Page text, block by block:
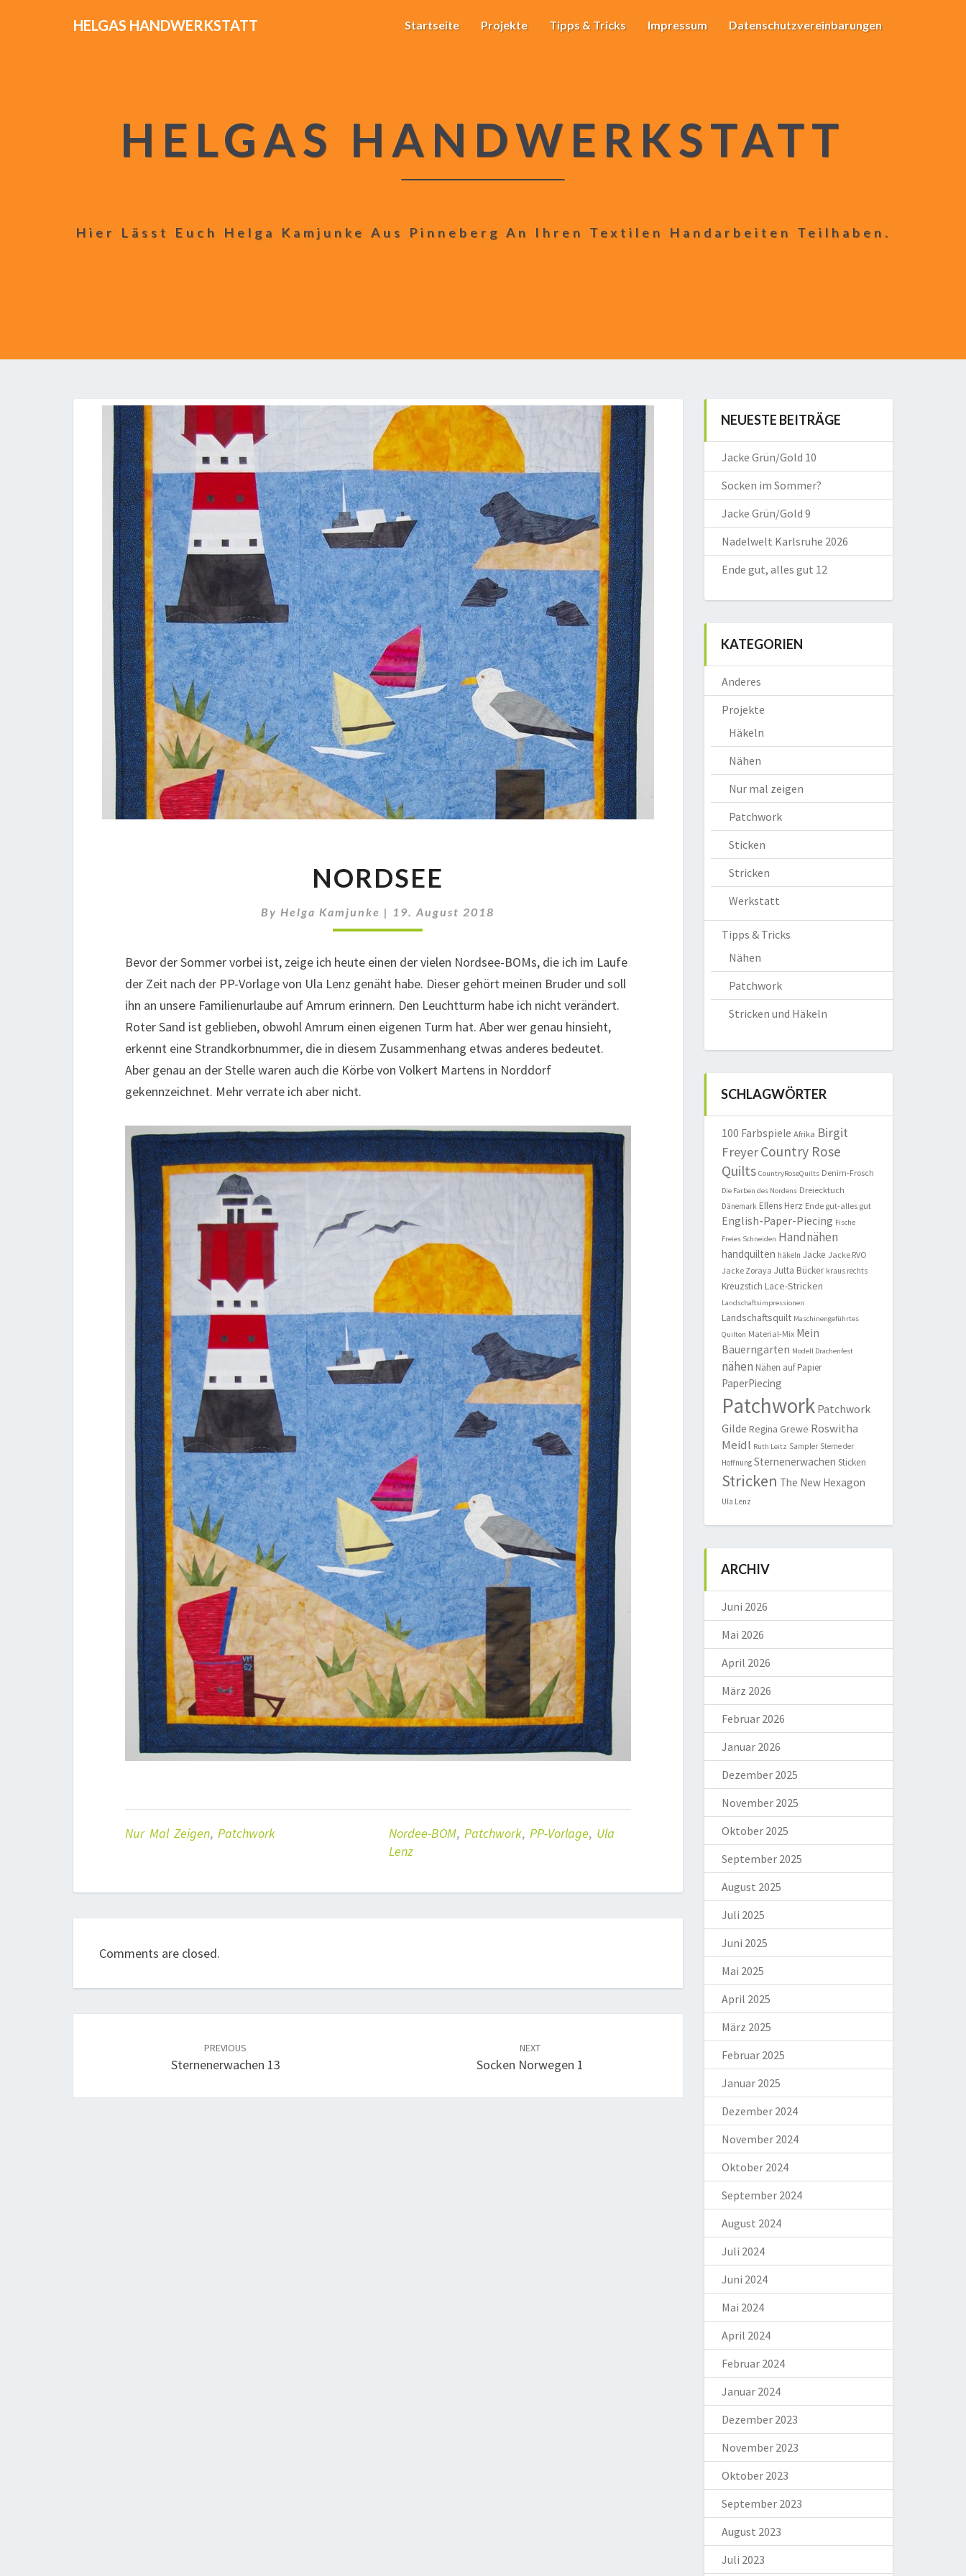
HELGAS HANDWERKSTATT Startseite Projekte Tipps & Tricks Impressum Datenschutzvereinbarungen
HELGAS HANDWERKSTATT
Hier Lässt Euch Helga Kamjunke Aus Pinneberg An Ihren Textilen Handarbeiten Teilhaben.
NORDSEE
ByHelga Kamjunke | 19. August 2018
Bevor der Sommer vorbei ist, zeige ich heute einen der vielen Nordsee-BOMs, die ich im Laufe
der Zeit nach der PP-Vorlage von Ula Lenz genäht habe. Dieser gehört meinen Bruder und soll
ihn an unsere Familienurlaube auf Amrum erinnern. Den Leuchtturm habe ich nicht verändert.
Roter Sand ist geblieben, obwohl Amrum einen eigenen Turm hat. Aber wer genau hinsieht,
erkennt eine Strandkorbnummer, die in diesem Zusammenhang etwas anderes bedeutet.
Aber genau an der Stelle waren auch die Körbe von Volkert Martens in Norddorf
gekennzeichnet. Mehr verrate ich aber nicht.
Nur Mal Zeigen, Patchwork Nordee-BOM, Patchwork, PP-Vorlage, Ula
Lenz
Comments are closed.
PREVIOUS
Sternenerwachen 13
NEXT
Socken Norwegen 1
NEUESTE BEITRÄGE
Jacke Grün/Gold 10
Socken im Sommer?
Jacke Grün/Gold 9
Nadelwelt Karlsruhe 2026
Ende gut, alles gut 12
KATEGORIEN
Anderes
Projekte
Häkeln
Nähen
Nur mal zeigen
Patchwork
Sticken
Stricken
Werkstatt
Tipps & Tricks
Nähen
Patchwork
Stricken und Häkeln
SCHLAGWÖRTER
100 Farbspiele Afrika Birgit
FreyerCountry Rose
Quilts CountryRoseQuilts Denim-Frosch
Die Farben des Nordens Dreiecktuch
Dänemark Ellens Herz Ende gut-alles gut
English-Paper-Piecing Fische
Freies Schneiden Handnähen
handquilten häkeln Jacke Jacke RVO
Jacke Zoraya Jutta Bücker kraus rechts
Kreuzstich Lace-Stricken
Landschaftsimpressionen
Landschaftsquilt Maschinengeführtes
Quilten Material-Mix Mein
Bauerngarten Modell Drachenfest
nähen Nähen auf Papier
PaperPiecing
Patchwork Patchwork
Gilde Regina Grewe Roswitha
Meidl Ruth Leitz Sampler Sterne der
Hoffnung Sternenerwachen Sticken
Stricken The New Hexagon
Ula Lenz
ARCHIV
Juni 2026
Mai 2026
April 2026
März 2026
Februar 2026
Januar 2026
Dezember 2025
November 2025
Oktober 2025
September 2025
August 2025
Juli 2025
Juni 2025
Mai 2025
April 2025
März 2025
Februar 2025
Januar 2025
Dezember 2024
November 2024
Oktober 2024
September 2024
August 2024
Juli 2024
Juni 2024
Mai 2024
April 2024
Februar 2024
Januar 2024
Dezember 2023
November 2023
Oktober 2023
September 2023
August 2023
Juli 2023